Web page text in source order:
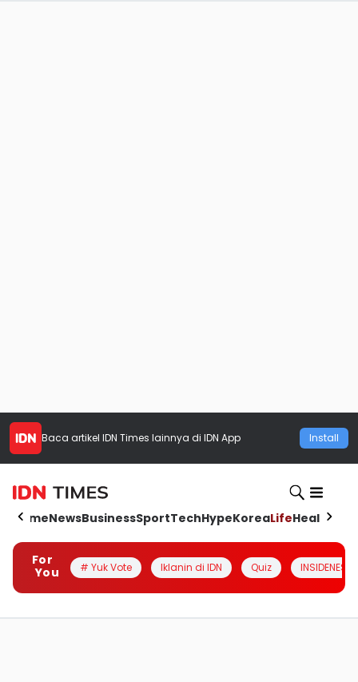
Baca artikel IDN Times lainnya di IDN App Install
HomeNewsBusinessSportTechHypeKoreaLifeHealth
For
You
# Yuk Vote Iklanin di IDN Quiz INSIDENESIA